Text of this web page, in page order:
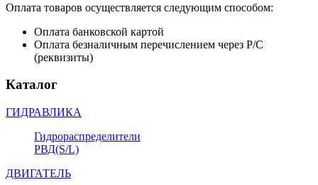
Оплата товаров осуществляется следующим способом:
Оплата банковской картой
Оплата безналичным перечислением через Р/С
(реквизиты)
Каталог
ГИДРАВЛИКА
Гидрораспределители
РВД(S/L)
ДВИГАТЕЛЬ